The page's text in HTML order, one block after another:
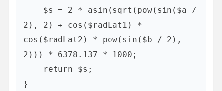
2), 2) + cos($radLat1) *
cos($radLat2) * pow(sin($b / 2),
2))) * 6378.137 * 1000;